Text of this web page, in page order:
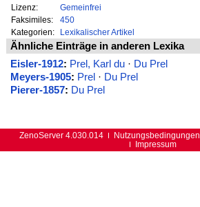
Lizenz:
Gemeinfrei
Faksimiles:
450
Kategorien:
Lexikalischer Artikel
Ähnliche Einträge in anderen Lexika
Eisler-1912: Prel, Karl du· Du Prel
Meyers-1905: Prel · Du Prel
Pierer-1857: Du Prel
ZenoServer 4.030.014 Nutzungsbedingungen
Impressum